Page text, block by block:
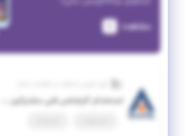
مشاهده